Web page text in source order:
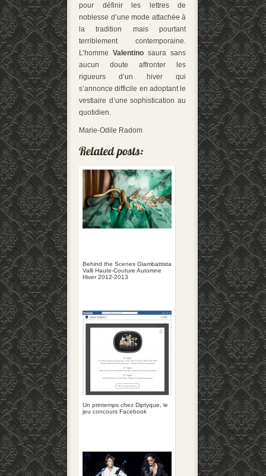
pour définir les lettres de
noblesse d’une mode attachéeà
la tradition mais pourtant
terriblement contemporaine.
L’homme Valentino saura sans
aucun doute affronter les
rigueurs d’un hiver qui
s’annonce difficile en adoptant le
vestiaire d’une sophistication au
quotidien.
Marie-Odile Radom
Behind the Scenes Giambattista
Valli Haute-Couture Automne
Hiver 2012-2013
Un printemps chez Diptyque, le
jeu concours Facebook